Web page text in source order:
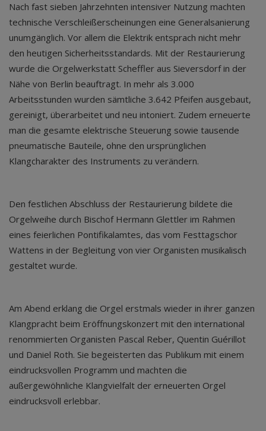
Nach fast sieben Jahrzehnten intensiver Nutzung machten
technische Verschleißerscheinungen eine Generalsanierung
unumgänglich. Vor allem die Elektrik entsprach nicht mehr
den heutigen Sicherheitsstandards. Mit der Restaurierung
wurde die Orgelwerkstatt Scheffler aus Sieversdorf in der
Nähe von Berlin beauftragt. In mehr als 3.000
Arbeitsstunden wurden sämtliche 3.642 Pfeifen ausgebaut,
gereinigt, überarbeitet und neu intoniert. Zudem erneuerte
man die gesamte elektrische Steuerung sowie tausende
pneumatische Bauteile, ohne den ursprünglichen
Klangcharakter des Instruments zu verändern.
Den festlichen Abschluss der Restaurierung bildete die
Orgelweihe durch Bischof Hermann Glettler im Rahmen
eines feierlichen Pontifikalamtes, das vom Festtagschor
Wattens in der Begleitung von vier Organisten musikalisch
gestaltet wurde.
Am Abend erklang die Orgel erstmals wieder in ihrer ganzen
Klangpracht beim Eröffnungskonzert mit den international
renommierten Organisten Pascal Reber, Quentin Guérillot
und Daniel Roth. Sie begeisterten das Publikum mit einem
eindrucksvollen Programm und machten die
außergewöhnliche Klangvielfalt der erneuerten Orgel
eindrucksvoll erlebbar.